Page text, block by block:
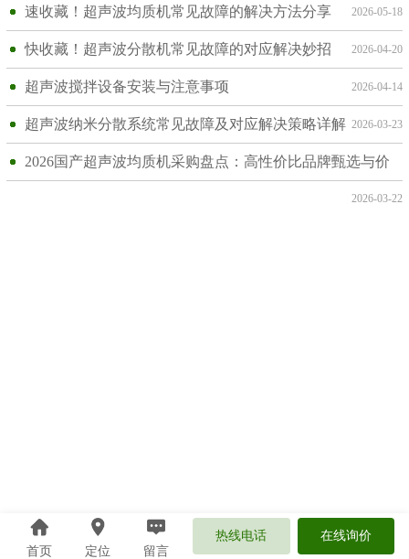
速收藏！超声波均质机常见故障的解决方法分享 2026-05-18
快收藏！超声波分散机常见故障的对应解决妙招 2026-04-20
超声波搅拌设备安装与注意事项 2026-04-14
超声波纳米分散系统常见故障及对应解决策略详解 2026-03-23
2026国产超声波均质机采购盘点：高性价比品牌甄选与价
2026-03-22
首页 定位 留言
热线电话 在线询价